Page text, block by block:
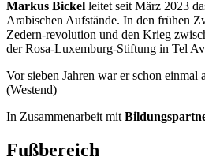
Markus Bickel leitet seit März 2023
Arabischen Aufstände. In den frühen
Zedern-revolution und den Krieg
der Rosa-Luxemburg-Stiftung in Tel
Vor sieben Jahren war er schon
(Westend)
In Zusammenarbeit mit
Fußbereich